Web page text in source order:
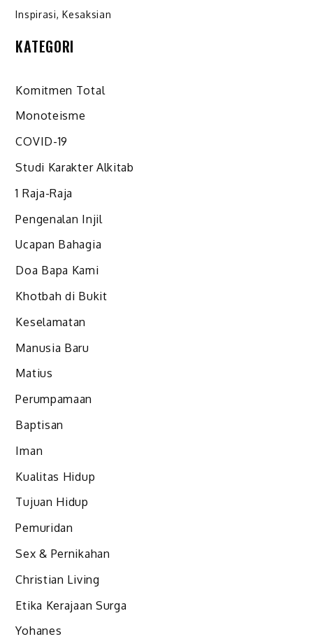
Inspirasi,Kesaksian
KATEGORI
Komitmen Total
Monoteisme
COVID-19
Studi Karakter Alkitab
1 Raja-Raja
Pengenalan Injil
Ucapan Bahagia
Doa Bapa Kami
Khotbah di Bukit
Keselamatan
Manusia Baru
Matius
Perumpamaan
Baptisan
Iman
Kualitas Hidup
Tujuan Hidup
Pemuridan
Sex & Pernikahan
Christian Living
Etika Kerajaan Surga
Yohanes